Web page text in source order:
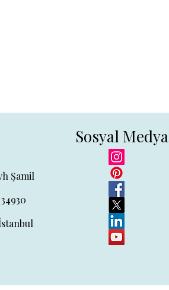
Şamil
Sosyal Medya